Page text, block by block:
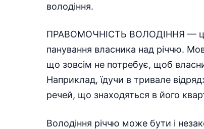
володіння.
ПРАВОМОЧНІСТЬ ВОЛОДІННЯ — це
панування власника над річчю.
що зовсім не потребує, щоб
Наприклад, їдучи в тривале
речей, що знаходяться в його
Володіння річчю може бути і